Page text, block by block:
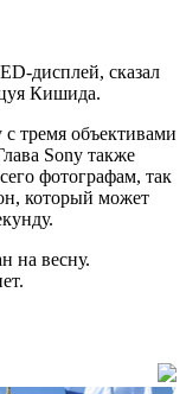
дисплей, сказал
Кишида.
тремя объективами
Sony также
фотографам, так
который может
на весну.